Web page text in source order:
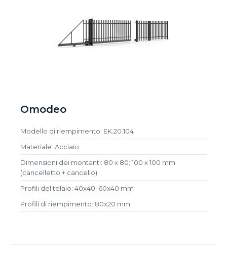
Omodeo
Modello di riempimento: EK.20.104
Materiale: Acciaio
Dimensioni dei montanti: 80 x 80; 100 x 100 mm
(cancelletto + cancello)
Profili del telaio: 40x40; 60x40 mm
Profili di riempimento: 80x20 mm